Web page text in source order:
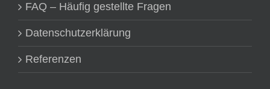
FAQ – Häufig gestellte Fragen
Datenschutzerklärung
Referenzen